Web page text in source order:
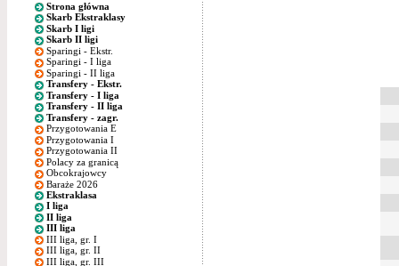
Strona główna
Skarb Ekstraklasy
Skarb I ligi
Skarb II ligi
Sparingi - Ekstr.
Sparingi - I liga
Sparingi - II liga
Transfery - Ekstr.
Transfery - I liga
Transfery - II liga
Transfery - zagr.
Przygotowania E
Przygotowania I
Przygotowania II
Polacy za granicą
Obcokrajowcy
Baraże 2026
Ekstraklasa
I liga
II liga
III liga
III liga, gr. I
III liga, gr. II
III liga, gr. III